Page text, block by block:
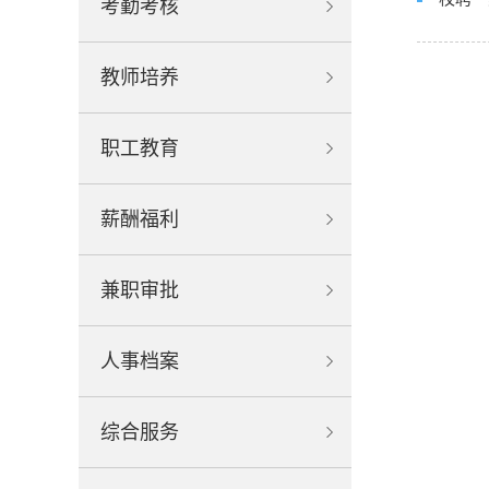
考勤考核
教师培养
职工教育
薪酬福利
兼职审批
人事档案
综合服务